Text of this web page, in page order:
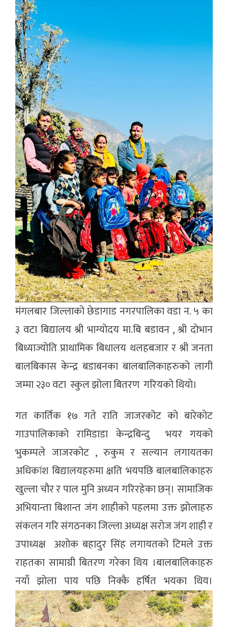
मंगलबार जिल्लाको छेडागाड नगरपालिका वडा न. ५ का
३ वटा बिद्यालय श्री भाग्योदय मा.बि बडावन , श्री दोभान
बिध्याज्योति प्राथामिक बिधालय थलहबजार र श्री जनता
बालबिकास केन्द्र बडाबनका बालबालिकाहरुको लागी
जम्मा २३० वटा स्कुल झोला बितरण गरियकाे थियाे।
गत कार्तिक १७ गते राति जाजरकोट काे बारेकाेट
गाउपालिकाकाे रामिडाडा केन्द्रबिन्दु भयर गयकाे
भुकम्पले जाजरकोट , रुकुम र सल्यान लगायतका
अधिकांश बिद्यालयहरुमा क्षति भयपछि बालबालिकाहरु
खुल्ला चाैर र पाल मुनि अध्यन गरिरहेका छन्। सामाजिक
अभियान्ता बिशान्त जंग शाहीकाे पहलमा उक्त झाेलाहरु
संकलन गरि संगठनका जिल्ला अध्यक्ष सराेज जंग शाही र
उपाध्यक्ष अशाेक बहादुर सिंह लगायतको टिमले उक्त
राहतका सामाग्री बितरण गरेका थिय ।बालबालिकाहरु
नयाँ झाेला पाय पछि निक्कै हर्षित भयका थिय।